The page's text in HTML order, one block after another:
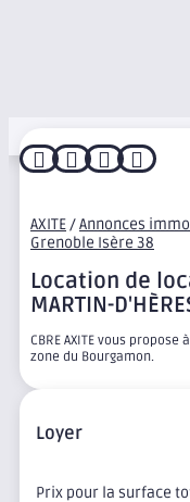
   
AXITE/Annonces
Grenoble Isère 38
Location de
MARTIN-
CBRE AXITE vous
zone du Bourgamon.
Loyer
Prix pour la surface